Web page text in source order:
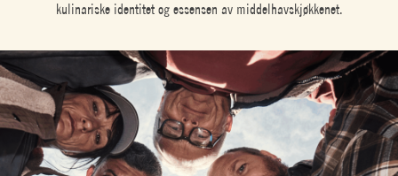
kulinariske identitet og essensen av middelhavskjøkkenet.